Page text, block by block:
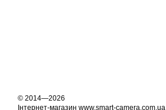
© 2014—2026
Інтернет-магазин www.smart-camera.com.ua